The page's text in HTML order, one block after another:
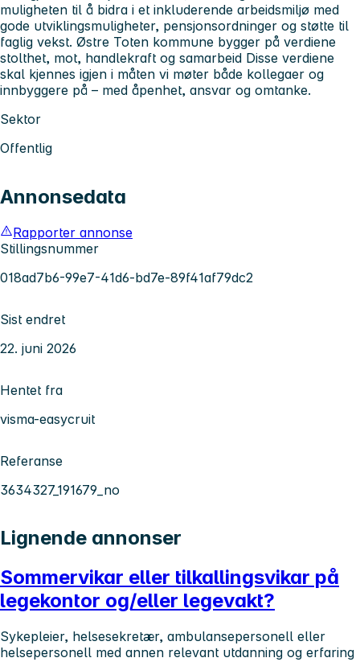
muligheten til å bidra i et inkluderende arbeidsmiljø med
gode utviklingsmuligheter, pensjonsordninger og støtte til
faglig vekst. Østre Toten kommune bygger på verdiene
stolthet, mot, handlekraft og samarbeid Disse verdiene
skal kjennes igjen i måten vi møter både kollegaer og
innbyggere på – med åpenhet, ansvar og omtanke.
Sektor
Offentlig
Annonsedata
Rapporter annonse
Stillingsnummer
018ad7b6-99e7-41d6-bd7e-89f41af79dc2
Sist endret
22. juni 2026
Hentet fra
visma-easycruit
Referanse
3634327_191679_no
Lignende annonser
Sommervikar eller tilkallingsvikar på
legekontor og/eller legevakt?
Sykepleier, helsesekretær, ambulansepersonell eller
helsepersonell med annen relevant utdanning og erfaring